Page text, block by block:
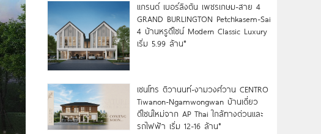
แกรนด์ เบอร์ลิงตัน เพชรเกษม-สาย 4
GRAND BURLINGTON Petchkasem-Sai
4 บ้านหรูดีไซน์ Modern Classic Luxury
เริ่ม 5.99 ล้าน*
เซนโทร ติวานนท์-งามวงศ์วาน CENTRO
Tiwanon-Ngamwongwan บ้านเดี่ยว
ดีไซน์ใหม่จาก AP Thai ใกล้ทางด่วนและ
รถไฟฟ้า เริ่ม 12-16 ล้าน*